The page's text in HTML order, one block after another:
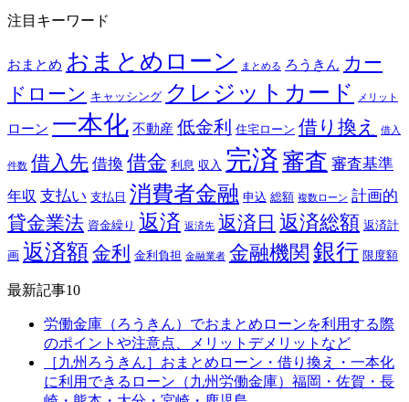
注目キーワード
おまとめ おまとめローン まとめる ろうきん カー
ドローン キャッシング クレジットカード メリット
ローン 一本化 不動産 低金利 住宅ローン 借り換え 借入
件数 借入先 借換 借金 利息 収入 完済 審査 審査基準
年収 支払い 支払日 消費者金融 申込 総額 複数ローン 計画的
貸金業法 資金繰り 返済 返済先 返済日 返済総額 返済計
画 返済額金利 金利負担 金融業者 金融機関 銀行 限度額
最新記事10
労働金庫（ろうきん）でおまとめローンを利用する際
のポイントや注意点、メリットデメリットなど
［九州ろうきん］おまとめローン・借り換え・一本化
に利用できるローン（九州労働金庫）福岡・佐賀・長